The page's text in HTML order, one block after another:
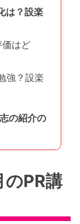
は？設楽
はど
強？設楽
の紹介の
のPR講